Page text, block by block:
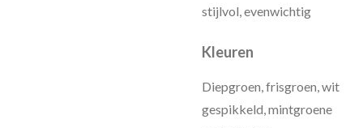
stijlvol, evenwichtig
Kleuren
Diepgroen, frisgroen, wit
gespikkeld, mintgroene